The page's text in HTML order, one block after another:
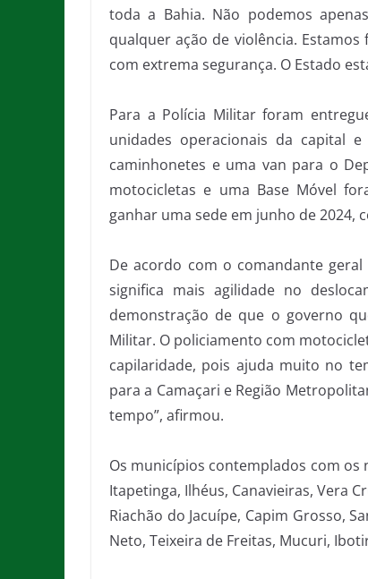
toda a Bahia. Não podemos
qualquer ação de violência.
com extrema segurança. O Estado
Para a Polícia Militar foram
unidades operacionais da capital
caminhonetes e uma van para o
motocicletas e uma Base Móvel
ganhar uma sede em junho de 2024,
De acordo com o comandante
significa mais agilidade no
demonstração de que o governo
Militar. O policiamento com
capilaridade, pois ajuda muito no
para a Camaçari e Região
tempo”, afirmou.
Os municípios contemplados com os
Itapetinga, Ilhéus, Canavieiras, Vera
Riachão do Jacuípe, Capim Grosso,
Neto, Teixeira de Freitas, Mucuri,